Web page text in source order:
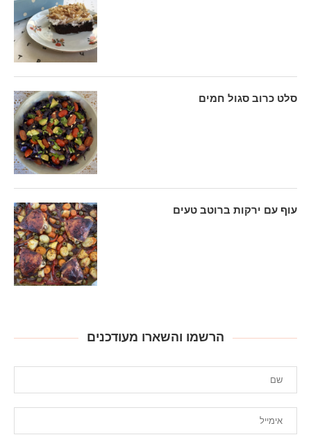
סלט כרוב סגול חמים
עוף עם ירקות ברוטב טעים
הרשמו והשארו מעודכנים